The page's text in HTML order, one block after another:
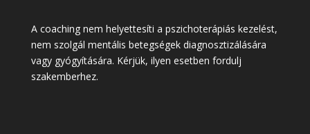
A coaching nem helyettesíti a pszichoterápiás kezelést,
nem szolgál mentális betegségek diagnosztizálására
vagy gyógyítására. Kérjük, ilyen esetben fordulj
szakemberhez.